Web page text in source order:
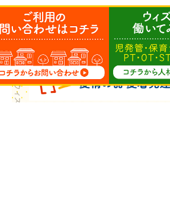
Copyright © ウィズ・ユー All Rights Reserved.